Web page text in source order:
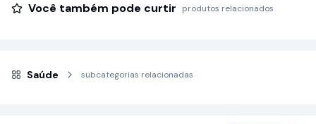
Você também pode curtir produtos relacionados
Saúde subcategorias relacionadas